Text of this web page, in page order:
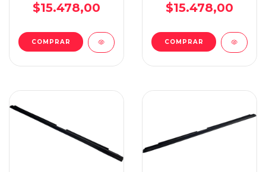
$15.478,00 $15.478,00